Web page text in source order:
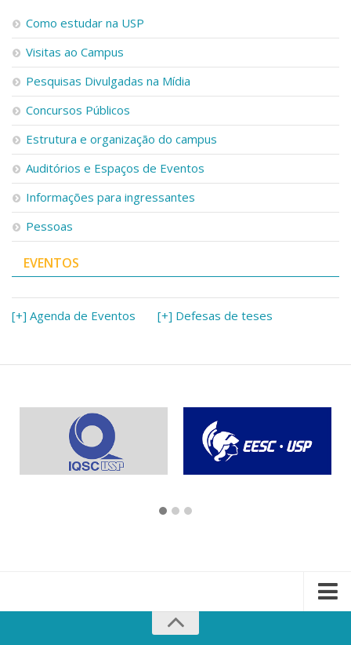
Como estudar na USP
Visitas ao Campus
Pesquisas Divulgadas na Mídia
Concursos Públicos
Estrutura e organização do campus
Auditórios e Espaços de Eventos
Informações para ingressantes
Pessoas
EVENTOS
[+] Agenda de Eventos [+] Defesas de teses